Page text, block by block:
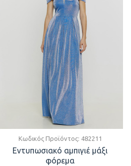
Κωδικός Προϊόντος: 482211
Εντυπωσιακό αμπιγιέ μάξι
φόρεμα